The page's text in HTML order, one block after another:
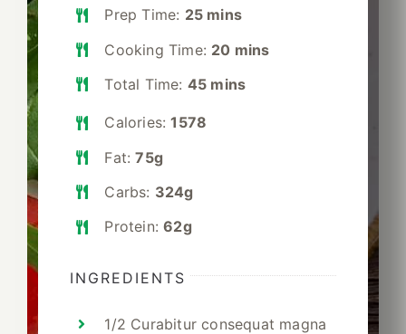
Prep Time: 25 mins
Cooking Time: 20 mins
Total Time: 45 mins
Calories:1578
Fat:75g
Carbs: 324g
Protein:62g
INGREDIENTS
1/2 Curabitur consequat magna